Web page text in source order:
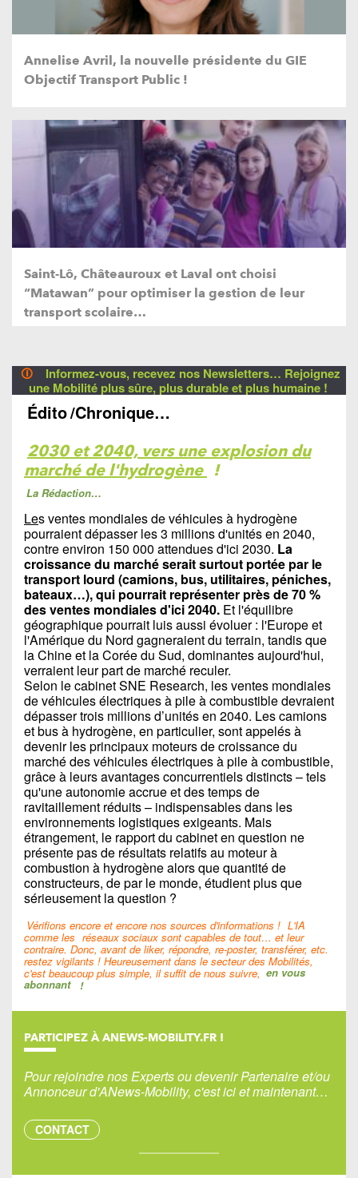
Annelise Avril, la nouvelle présidente du GIE
Objectif Transport Public !
Saint-Lô, Châteauroux et Laval ont choisi
“Matawan” pour optimiser la gestion de leur
transport scolaire…
🛈
Informez-vous, recevez nos Newsletters… Rejoignez
une Mobilité plus sûre, plus durable et plus humaine !
Édito/Chronique…
2030 et 2040, vers une explosion du
marché de l'hydrogène !
La Rédaction…
Les ventes mondiales de véhicules à hydrogène
pourraient dépasser les 3 millions d'unités en 2040,
contre environ 150 000 attendues d'ici 2030. La
croissance du marché serait surtout portée par le
transport lourd (camions, bus, utilitaires, péniches,
bateaux…), qui pourrait représenter près de 70 %
des ventes mondiales d'ici 2040. Et l'équilibre
géographique pourrait luis aussi évoluer : l'Europe et
l'Amérique du Nord gagneraient du terrain, tandis que
la Chine et la Corée du Sud, dominantes aujourd'hui,
verraient leur part de marché reculer.
Selon le cabinet SNE Research, les ventes mondiales
de véhicules électriques à pile à combustible devraient
dépasser trois millions d’unités en 2040. Les camions
et bus à hydrogène, en particulier, sont appelés à
devenir les principaux moteurs de croissance du
marché des véhicules électriques à pile à combustible,
grâce à leurs avantages concurrentiels distincts – tels
qu'une autonomie accrue et des temps de
ravitaillement réduits – indispensables dans les
environnements logistiques exigeants. Mais
étrangement, le rapport du cabinet en question ne
présente pas de résultats relatifs au moteur à
combustion à hydrogène alors que quantité de
constructeurs, de par le monde, étudient plus que
sérieusement la question ?
Vérifions encore et encore nos sources d'informations ! L'IA
comme les réseaux sociaux sont capables de tout… et leur
contraire. Donc, avant de liker, répondre, re-poster, transférer, etc.
restez vigilants ! Heureusement dans le secteur des Mobilités,
c'est beaucoup plus simple, il suffit de nous suivre, en vous
abonnant !
PARTICIPEZ À ANEWS-MOBILITY.FR !
Pour rejoindre nos Experts ou devenir Partenaire et/ou
Annonceur d'ANews-Mobility, c'est ici et maintenant…
CONTACT